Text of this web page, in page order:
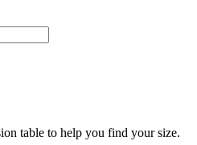
table to help you find your size.